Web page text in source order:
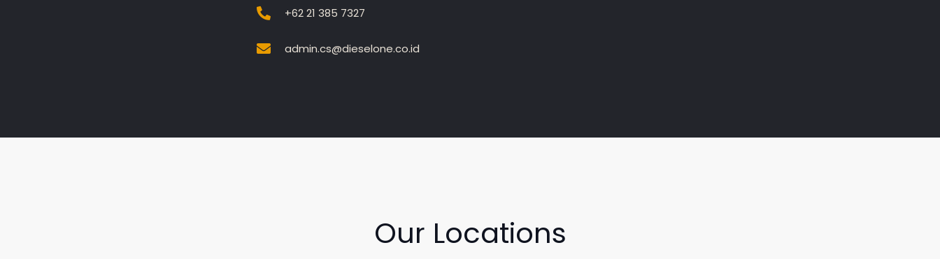
+62 21 385 7327
admin.cs@dieselone.co.id
Our Locations